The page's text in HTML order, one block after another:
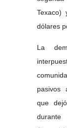
Texaco)
dólares
La
pasivos
que